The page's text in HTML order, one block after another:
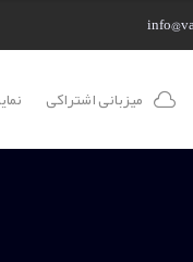
میزبانی اشتراکی